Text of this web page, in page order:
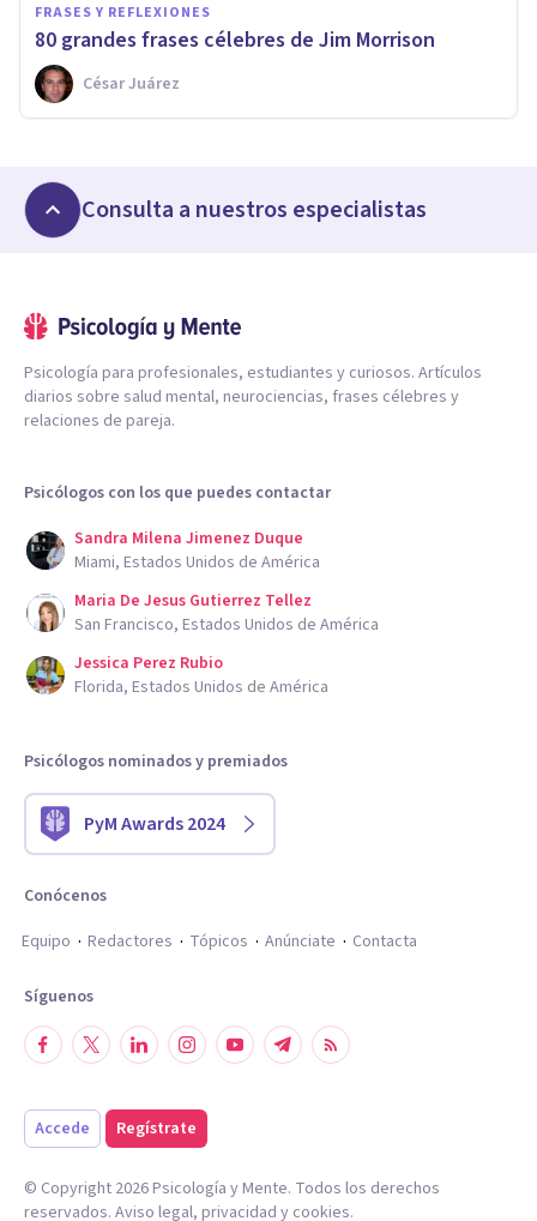
FRASES Y REFLEXIONES
80 grandes frases célebres de Jim Morrison
César Juárez
Consulta a nuestros especialistas
Psicología para profesionales, estudiantes y curiosos. Artículos
diarios sobre salud mental, neurociencias, frases célebres y
relaciones de pareja.
Psicólogos con los que puedes contactar
Sandra Milena Jimenez Duque
Miami, Estados Unidos de América
Maria De Jesus Gutierrez Tellez
San Francisco, Estados Unidos de América
Jessica Perez Rubio
Florida, Estados Unidos de América
Psicólogos nominados y premiados
PyM Awards 2024
Conócenos
Equipo
Redactores Tópicos Anúnciate Contacta
Síguenos
Accede Regístrate
© Copyright 2026Psicología y Mente. Todos los derechos
reservados. Aviso legal, privacidad y cookies.